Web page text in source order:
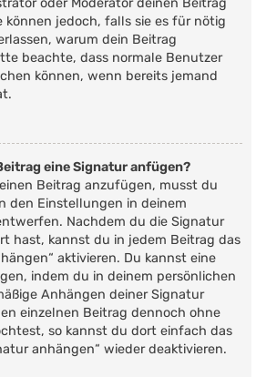
oder Moderator deinen Beitrag
können jedoch, falls sie es für nötig
warum dein Beitrag
beachte, dass normale Benutzer
können, wenn bereits jemand
eine Signatur anfügen?
Beitrag anzufügen, musst du
den Einstellungen in deinem
Nachdem du die Signatur
hast, kannst du in jedem Beitrag das
aktivieren. Du kannst eine
indem du in deinem persönlichen
Anhängen deiner Signatur
einzelnen Beitrag dennoch ohne
so kannst du dort einfach das
anhängen“ wieder deaktivieren.